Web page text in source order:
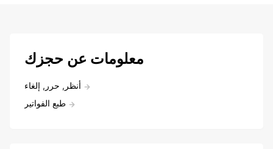
معلومات عن حجزك
أنظر, حرر, إلغاء
طبع الفواتير